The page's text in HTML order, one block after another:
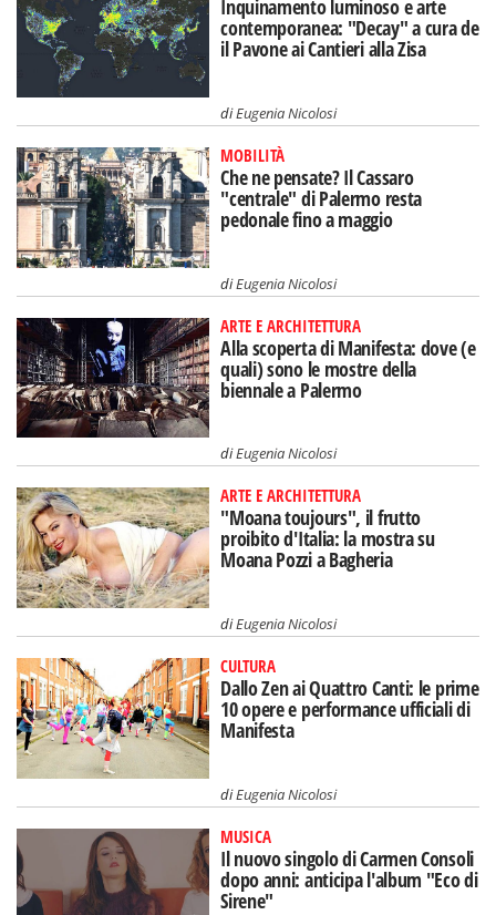
Inquinamento luminoso e arte
contemporanea: "Decay" a cura de
il Pavone ai Cantieri alla Zisa
diEugenia Nicolosi
MOBILITÀ
Che ne pensate? Il Cassaro
"centrale" di Palermo resta
pedonale fino a maggio
diEugenia Nicolosi
ARTE E ARCHITETTURA
Alla scoperta di Manifesta: dove (e
quali) sono le mostre della
biennale a Palermo
diEugenia Nicolosi
ARTE E ARCHITETTURA
"Moana toujours", il frutto
proibito d'Italia: la mostra su
Moana Pozzi a Bagheria
diEugenia Nicolosi
CULTURA
Dallo Zen ai Quattro Canti: le prime
10 opere e performance ufficiali di
Manifesta
diEugenia Nicolosi
MUSICA
Il nuovo singolo di Carmen Consoli
dopo anni: anticipa l'album "Eco di
Sirene"